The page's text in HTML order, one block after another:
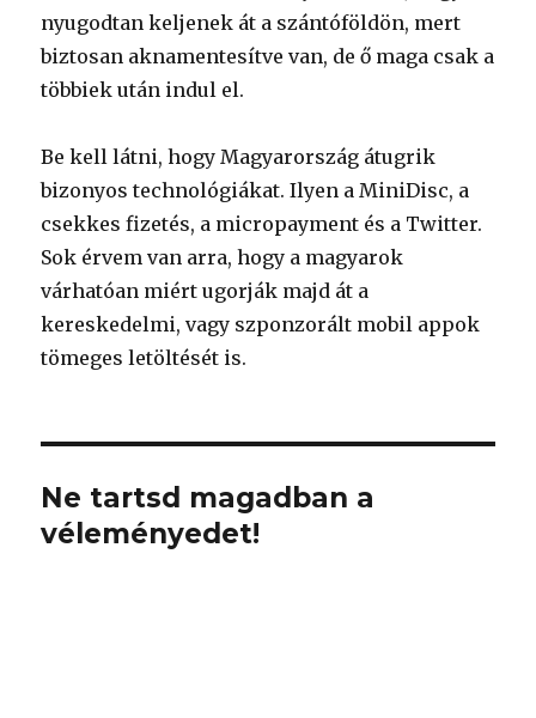
nyugodtan keljenek át a szántóföldön, mert
biztosan aknamentesítve van, de ő maga csak a
többiek után indul el.
Be kell látni, hogy Magyarország átugrik
bizonyos technológiákat. Ilyen a MiniDisc, a
csekkes fizetés, a micropayment és a Twitter.
Sok érvem van arra, hogy a magyarok
várhatóan miért ugorják majd át a
kereskedelmi, vagy szponzorált mobil appok
tömeges letöltését is.
Ne tartsd magadban a
véleményedet!